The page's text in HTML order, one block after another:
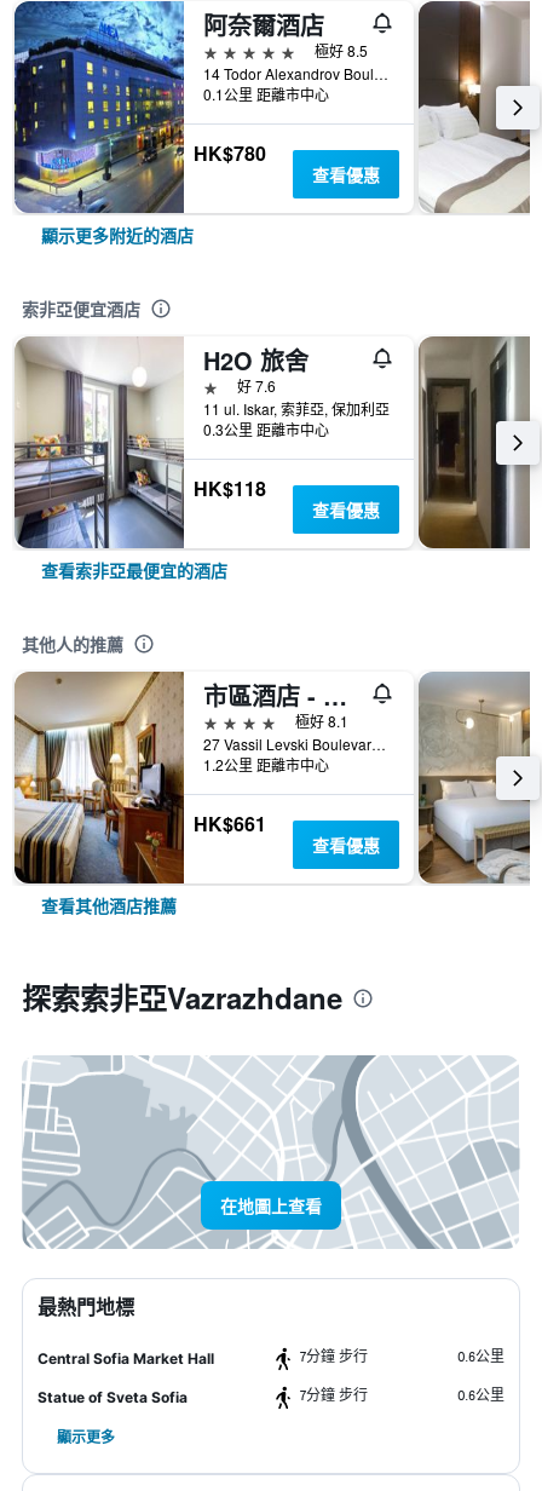
阿奈爾酒店
5星級
極好 8.5
14 Todor Alexandrov Boulevard, 索菲亞, 保加利亞
0.1公里 距離市中心
HK$780
查看優惠
顯示更多附近的酒店
索非亞便宜酒店
H2O 旅舍
1星級好 7.6
11 ul. Iskar, 索菲亞, 保加利亞
0.3公里 距離市中心
HK$118
查看優惠
查看索非亞最便宜的酒店
其他人的推薦
市區酒店 - 索菲亞
4星級
極好 8.1
27 Vassil Levski Boulevard, 索菲亞, 保加利亞
1.2公里 距離市中心
HK$661
查看優惠
查看其他酒店推薦
探索索非亞Vazrazhdane
在地圖上查看
最熱門地標
Central Sofia Market Hall 7分鐘 步行 0.6公里
Statue of Sveta Sofia 7分鐘 步行 0.6公里
顯示更多